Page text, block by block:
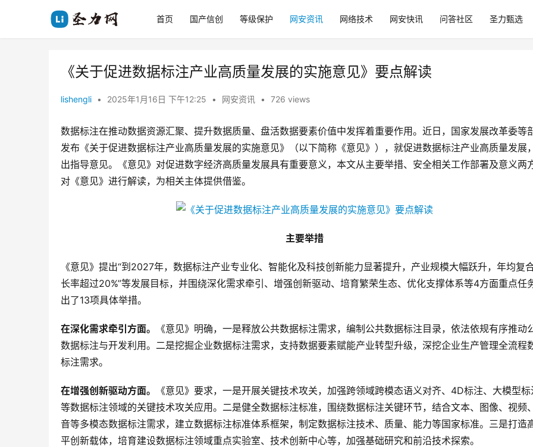
首页 国产信创 等级保护 网安资讯 网络技术 网安快讯 问答社区 圣力甄选
《关于促进数据标注产业高质量发展的实施意见》要点解读
lishengli • 2025年1月16日 下午12:25 • 网安资讯 • 726 views
数据标注在推动数据资源汇聚、提升数据质量、盘活数据要素价值中发挥着重要作用。近日，国家发展改革委等
发布《关于促进数据标注产业高质量发展的实施意见》（以下简称《意见》），就促进数据标注产业高质量发展
出指导意见。《意见》对促进数字经济高质量发展具有重要意义，本文从主要举措、安全相关工作部署及意义两
对《意见》进行解读，为相关主体提供借鉴。
主要举措
《意见》提出“到2027年，数据标注产业专业化、智能化及科技创新能力显著提升，产业规模大幅跃升，年均复
长率超过20%”等发展目标，并围绕深化需求牵引、增强创新驱动、培育繁荣生态、优化支撑体系等4方面重点任
出了13项具体举措。
在深化需求牵引方面。
《意见》明确，一是释放公共数据标注需求，编制公共数据标注目录，依法依规有序推动
数据标注与开发利用。二是挖掘企业数据标注需求，支持数据要素赋能产业转型升级，深挖企业生产管理全流程
标注需求。
在增强创新驱动方面。
《意见》要求，一是开展关键技术攻关，加强跨领域跨模态语义对齐、4D标注、大模型标
等数据标注领域的关键技术攻关应用。二是健全数据标注标准，围绕数据标注关键环节，结合文本、图像、视频
音等多模态数据标注需求，建立数据标注标准体系框架，制定数据标注技术、质量、能力等国家标准。三是打造
平创新载体，培育建设数据标注领域重点实验室、技术创新中心等，加强基础研究和前沿技术探索。